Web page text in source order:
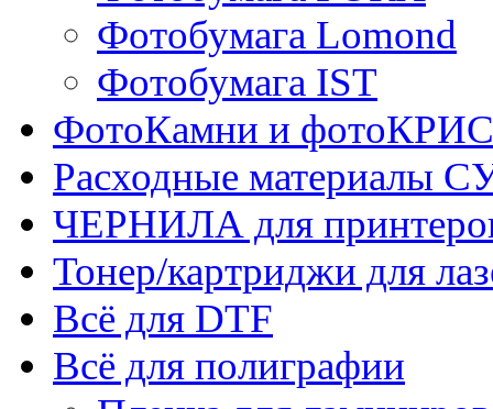
Фотобумага Lomond
Фотобумага IST
ФотоКамни и
Расходные
ЧЕРНИЛА для
Тонер/картриджи для
Всё для DTF
Всё для полиграфии